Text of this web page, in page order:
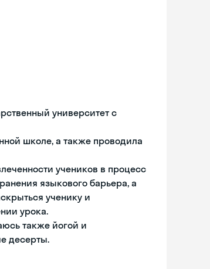
университет с
школе, а также проводила
учеников в процесс
языкового барьера, а
ученику и
урока.
также йогой и
десерты.